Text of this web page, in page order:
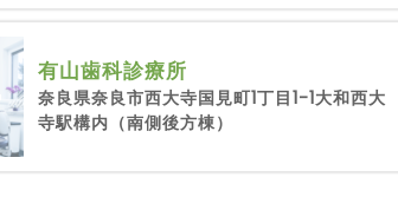
有山歯科診療所
奈良県奈良市西大寺国見町1丁目1-1大和西大
寺駅構内（南側後方棟）